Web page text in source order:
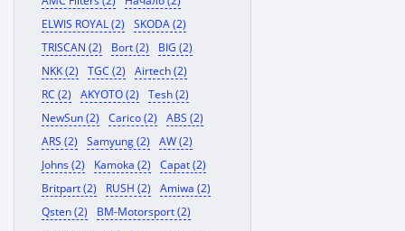
ELWIS ROYAL (2)
SKODA (2)
TRISCAN (2)
Bort (2)
BIG (2)
NKK (2)
TGC (2)
Airtech (2)
RC (2)
AKYOTO (2)
Tesh (2)
NewSun (2)
Carico (2)
ABS (2)
ARS (2)
Samyung (2)
AW (2)
Johns (2)
Kamoka (2)
Capat (2)
Britpart (2)
RUSH (2)
Amiwa (2)
Qsten (2)
BM-Motorsport (2)